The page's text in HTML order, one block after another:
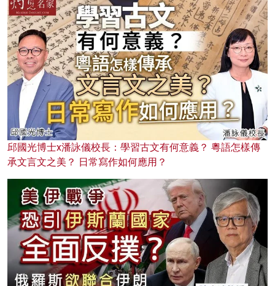
邱國光博士x潘詠儀校長：學習古文有何意義？ 粵語怎樣傳
承文言文之美？ 日常寫作如何應用？